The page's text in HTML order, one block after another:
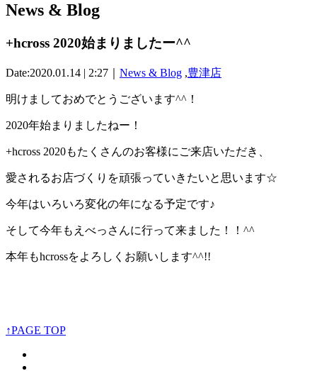
News & Blog
+hcross 2020始まりましたー^^
Date:2020.01.14 | 2:27｜ News & Blog ,豊津店
明けましておめでとうございます^^！
2020年始まりましたねー！
+hcross 2020もたくさんのお客様にご来店いただき、
愛されるお店づくりを頑張っていきたいと思います☆
今年はいろいろ変化の年になる予定です♪
そして今年もえべっさんに行って来ました！！^^
本年もhcrossをよろしくお願いします^^!!
↑PAGE TOP